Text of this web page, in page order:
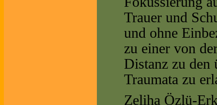
Trauer und
und ohne
zu einer von
Distanz zu den
Traumata zu
Zeliha Özlü-